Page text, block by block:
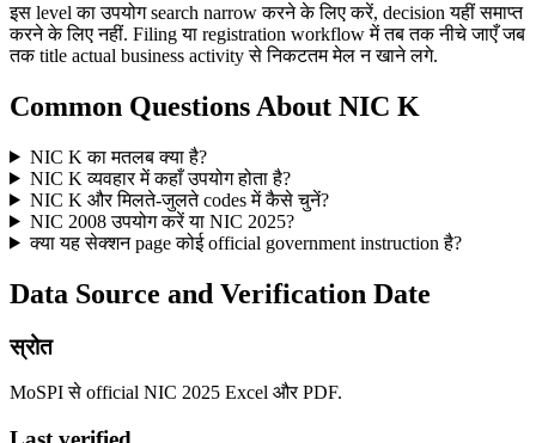
इस level का उपयोग search narrow करने के लिए करें, decision यहीं समाप्त
करने के लिए नहीं. Filing या registration workflow में तब तक नीचे जाएँ जब
तक title actual business activity से निकटतम मेल न खाने लगे.
Common Questions About NIC K
NIC K का मतलब क्या है?
NIC K व्यवहार में कहाँ उपयोग होता है?
NIC K और मिलते-जुलते codes में कैसे चुनें?
NIC 2008 उपयोग करें या NIC 2025?
क्या यह सेक्शन page कोई official government instruction है?
Data Source and Verification Date
स्रोत
MoSPI से official NIC 2025 Excel और PDF.